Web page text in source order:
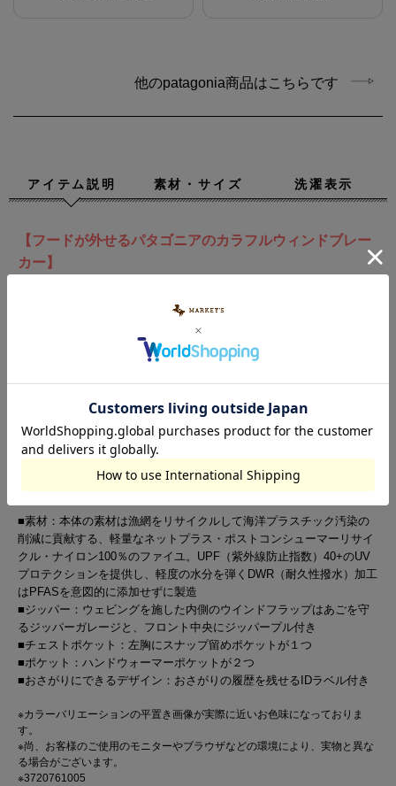
他のpatagonia商品はこちらです
アイテム説明 素材・サイズ 洗濯表示
【フードが外せるパタゴニアのカラフルウィンドブレー
カー】
日差しや風や小雨から赤ちゃんを守るフード付きウインドブレーカ
素材は漁網をリサイクルして海洋プラスチック汚染の削減に貢献す
る、軽量なネットプラス・ポストコンシューマーリサイクル・ナイロ
図的に添加せずに製造。
フードは取り外し可能でフルレングスのジッパーはウインドフラップ
付き。
チェストポケットが１つとハンドウォーマーポケットが２つ
■素材：本体の素材は漁網をリサイクルして海洋プラスチック汚染の
削減に貢献する、軽量なネットプラス・ポストコンシューマーリサイ
クル・ナイロン100％のファイユ。UPF（紫外線防止指数）40+のUV
プロテクションを提供し、軽度の水分を弾くDWR（耐久性撥水）加工
はPFASを意図的に添加せずに製造
■ジッパー：ウェビングを施した内側のウインドフラップはあごを守
るジッパーガレージと、フロント中央にジッパープル付き
■チェストポケット：左胸にスナップ留めポケットが１つ
■ポケット：ハンドウォーマーポケットが２つ
■おさがりにできるデザイン：おさがりの履歴を残せるIDラベル付き
※カラーバリエーションの平置き画像が実際に近いお色味になっておりま
す。
※尚、お客様のご使用のモニターやブラウザなどの環境により、実物と異な
る場合がございます。
※3720761005